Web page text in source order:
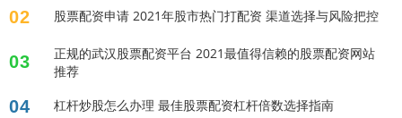
02 股票配资申请 2021年股市热门打配资 渠道选择与风险把控
03
正规的武汉股票配资平台 2021最值得信赖的股票配资网站
推荐
04 杠杆炒股怎么办理 最佳股票配资杠杆倍数选择指南